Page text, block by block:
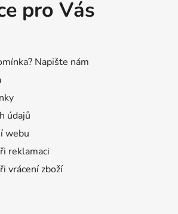
r
v
v
ý
pro Vás
Napište nám
údajů
webu
reklamaci
vrácení zboží